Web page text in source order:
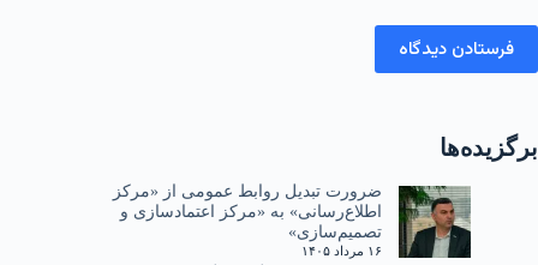
فرستادن دیدگاه
برگزیده‌ها
ضرورت تبدیل روابط عمومی از «مرکز
اطلاع‌رسانی» به «مرکز اعتمادسازی و
تصمیم‌سازی»
۱۶ مرداد ۱۴۰۵